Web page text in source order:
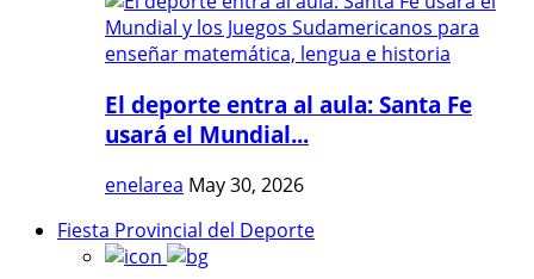
El deporte entra al aula: Santa Fe
usará el Mundial...
enelarea May 30, 2026
Fiesta Provincial del Deporte